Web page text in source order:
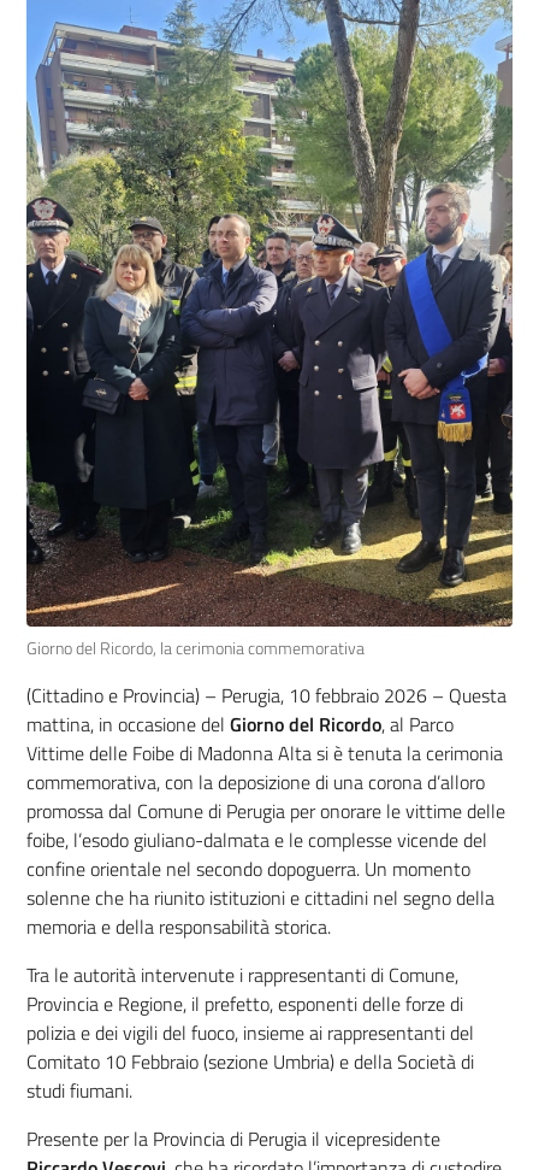
Giorno del Ricordo, la cerimonia commemorativa
(Cittadino e Provincia) – Perugia, 10 febbraio 2026 – Questa
mattina, in occasione del Giorno del Ricordo, al Parco
Vittime delle Foibe di Madonna Alta si è tenuta la cerimonia
commemorativa, con la deposizione di una corona d’alloro
promossa dal Comune di Perugia per onorare le vittime delle
foibe, l’esodo giuliano-dalmata e le complesse vicende del
confine orientale nel secondo dopoguerra. Un momento
solenne che ha riunito istituzioni e cittadini nel segno della
memoria e della responsabilità storica.
Tra le autorità intervenute i rappresentanti di Comune,
Provincia e Regione, il prefetto, esponenti delle forze di
polizia e dei vigili del fuoco, insieme ai rappresentanti del
Comitato 10 Febbraio (sezione Umbria) e della Società di
studi fiumani.
Presente per la Provincia di Perugia il vicepresidente